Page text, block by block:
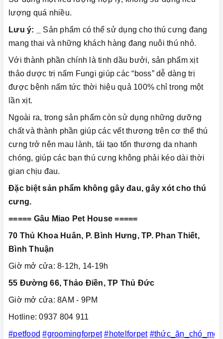
lượng quá nhiều.
Lưu ý: _ Sản phẩm có thể sử dụng cho thú cưng đang
mang thai và những khách hàng đang nuôi thú nhỏ.
Với thành phần chính là tinh dầu bưởi, sản phẩm xịt
thảo dược trị nấm Fungi giúp các “boss” dễ dàng trị
được bệnh nấm tức thời hiệu quả 100% chỉ trong một
lần xịt.
Ngoài ra, trong sản phẩm còn sử dụng những dưỡng
chất và thành phần giúp các vết thương trên cơ thể thú
cưng trở nên mau lành, tái tạo tổn thương da nhanh
chóng, giúp các bạn thú cưng không phải kéo dài thời
gian chịu đau.
Đặc biệt sản phẩm không gây đau, gây xót cho thú
cưng.
===== Gâu Miao Pet House =====
70 Thủ Khoa Huân, P. Bình Hưng, TP. Phan Thiết,
Bình Thuận
Giờ mở cửa: 8-12h, 14-19h
55 Đường 66, Thảo Điền, TP Thủ Đức
Giờ mở cửa: 8AM - 9PM
Hotline: 0937 804 911
#petfood #groomingforpet #hotelforpet #thức_ăn_chó_mèo